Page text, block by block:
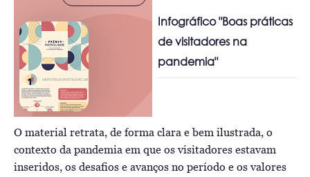
Infográfico "Boas práticas
de visitadores na
pandemia"
O material retrata, de forma clara e bem ilustrada, o
contexto da pandemia em que os visitadores estavam
inseridos, os desafios e avanços no período e os valores